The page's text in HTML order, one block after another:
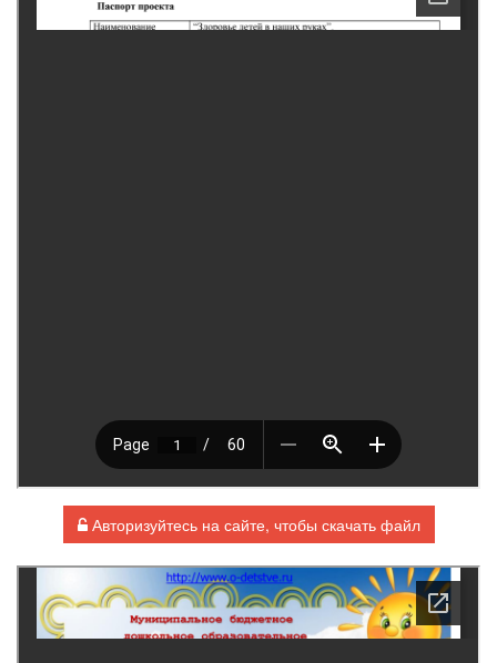
Авторизуйтесь на сайте, чтобы скачать файл